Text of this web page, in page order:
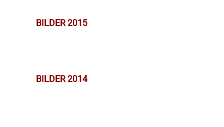
BILDER 2015
BILDER 2014